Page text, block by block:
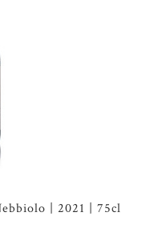
| 2021 | 75cl